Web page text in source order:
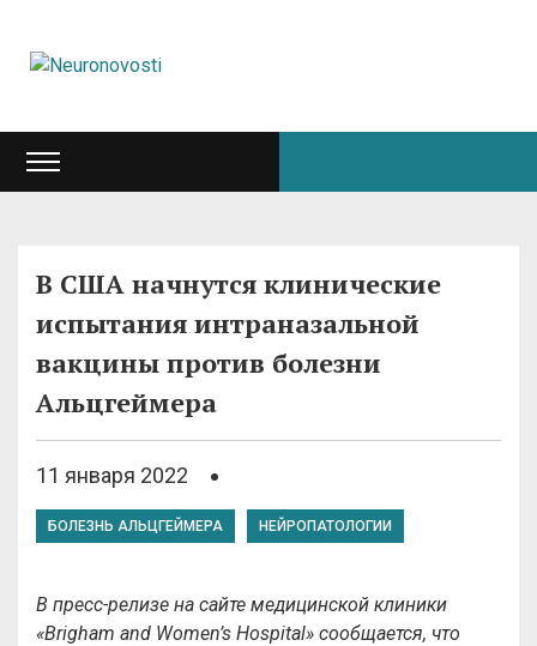
В США начнутся клинические
испытания интраназальной
вакцины против болезни
Альцгеймера
11 января 2022
БОЛЕЗНЬ АЛЬЦГЕЙМЕРА НЕЙРОПАТОЛОГИИ
В пресс-релизе на сайте медицинской клиники
«Brigham and Women’s Hospital» сообщается, что